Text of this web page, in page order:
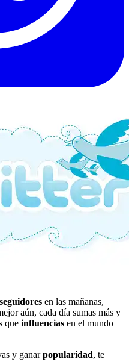
seguidores en las mañanas,
aún, cada día sumas más y
que influencias en el mundo
y ganarpopularidad, te